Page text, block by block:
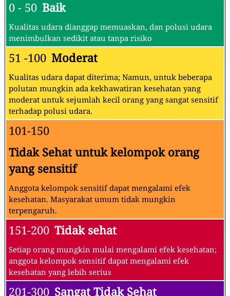
0 - 50 Baik
Kualitas udara dianggap memuaskan, dan polusi udara
menimbulkan sedikit atau tanpa risiko
51 -100 Moderat
Kualitas udara dapat diterima; Namun, untuk beberapa
polutan mungkin ada kekhawatiran kesehatan yang
moderat untuk sejumlah kecil orang yang sangat sensitif
terhadap polusi udara.
101-150
Tidak Sehat untuk kelompok orang
yang sensitif
Anggota kelompok sensitif dapat mengalami efek
kesehatan. Masyarakat umum tidak mungkin
terpengaruh.
151-200 Tidak sehat
Setiap orang mungkin mulai mengalami efek kesehatan;
anggota kelompok sensitif dapat mengalami efek
kesehatan yang lebih serius
201-300 Sangat Tidak Sehat